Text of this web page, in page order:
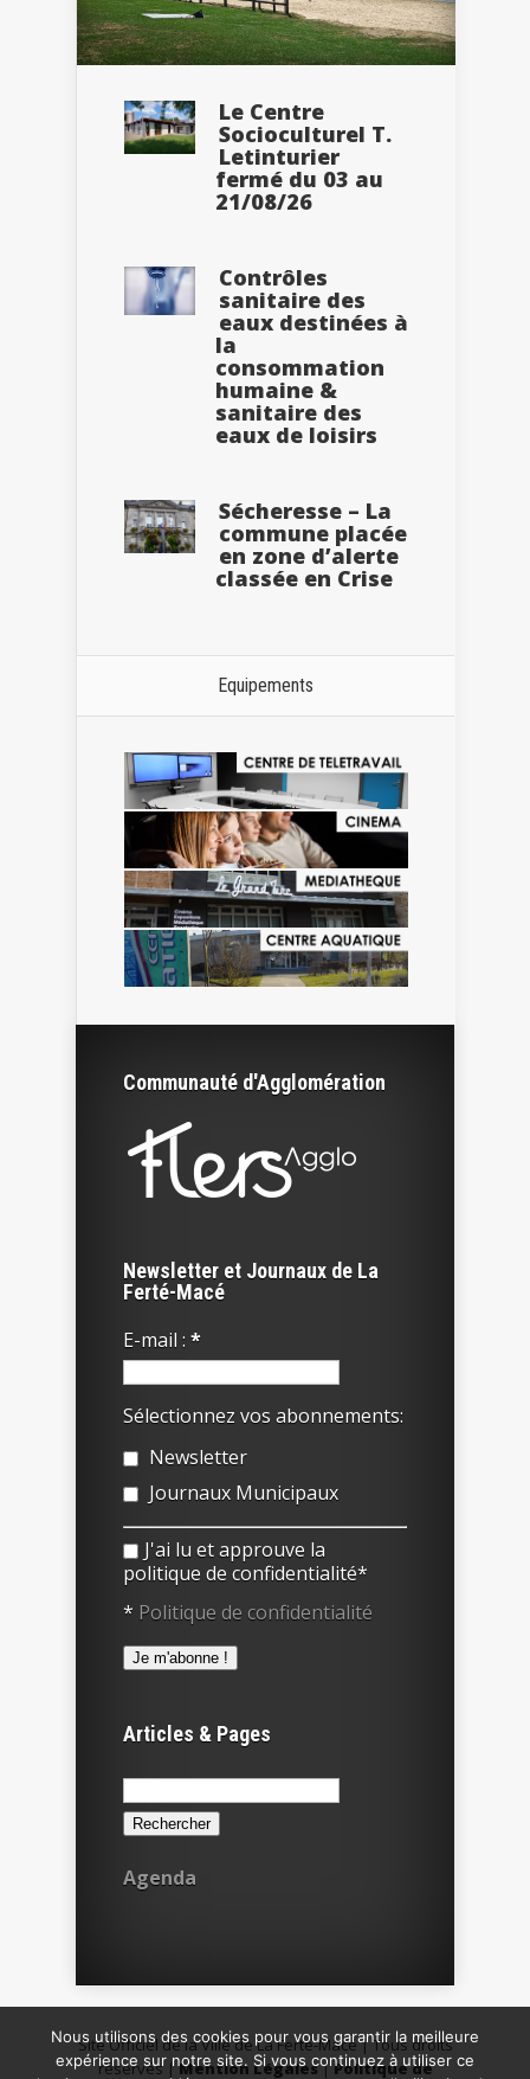
Le Centre
Socioculturel T.
Letinturier
fermé du 03 au
21/08/26
Contrôles
sanitaire des
eaux destinées à
la
consommation
humaine &
sanitaire des
eaux de loisirs
Sécheresse – La
commune placée
en zone d’alerte
classée en Crise
Equipements
Communauté d'Agglomération
Newsletter et Journaux de La
Ferté-Macé
E-mail : *
Sélectionnez vos abonnements:
Newsletter
Journaux Municipaux
J'ai lu et approuve la
politique de confidentialité*
* Politique de confidentialité
Articles & Pages
Rechercher :
Agenda
Site Officiel de la Ville de La Ferté-Macé | Tous droits
réservés |Mention Légales|Politique de
Nous utilisons des cookies pour vous garantir la meilleure
expérience sur notre site. Si vous continuez à utiliser ce